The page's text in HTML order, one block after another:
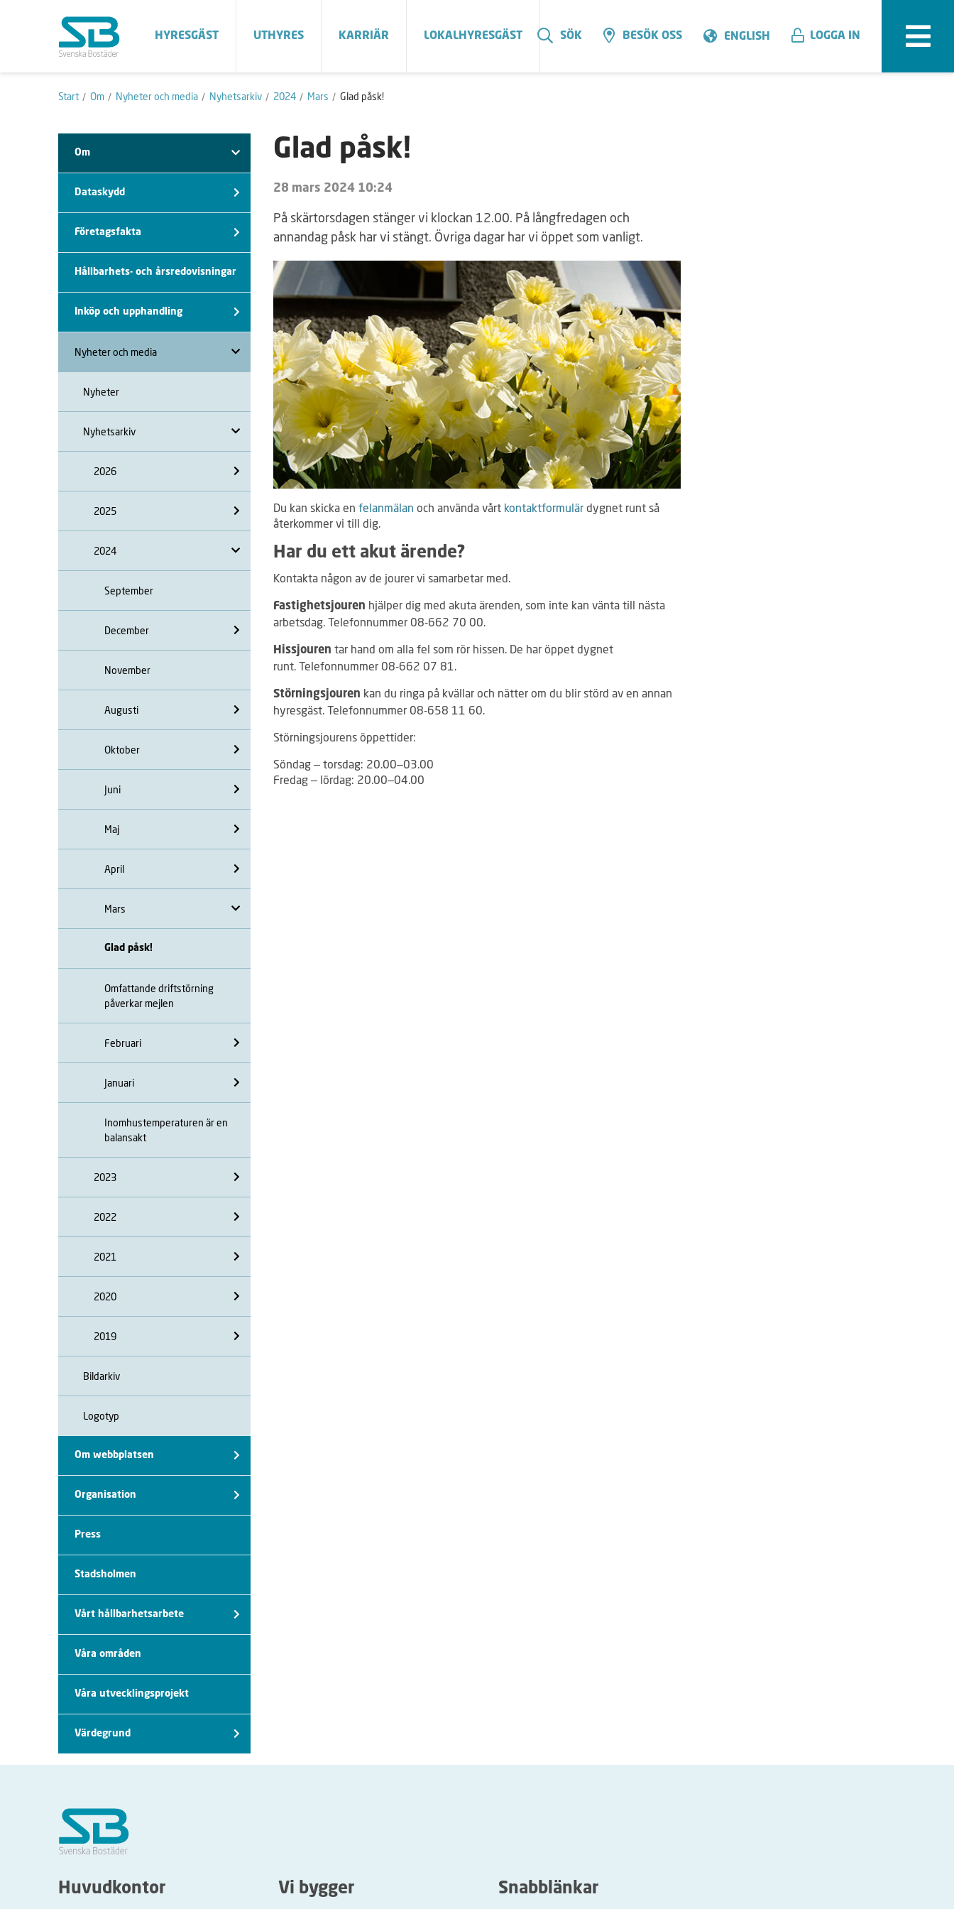
HYRESGÄST UTHYRES KARRIÄR LOKALHYRESGÄST SÖK BESÖK OSS ENGLISH LOGGA IN
Start Om Nyheter och media Nyhetsarkiv 2024 Mars Glad påsk!
Om
Dataskydd
Företagsfakta
Hållbarhets- och årsredovisningar
Inköp och upphandling
Nyheter och media
Nyheter
Nyhetsarkiv
2026
2025
2024
September
December
November
Augusti
Oktober
Juni
Maj
April
Mars
Glad påsk!
Omfattande driftstörning
påverkar mejlen
Februari
Januari
Inomhustemperaturen är en
balansakt
2023
2022
2021
2020
2019
Bildarkiv
Logotyp
Om webbplatsen
Organisation
Press
Stadsholmen
Vårt hållbarhetsarbete
Våra områden
Våra utvecklingsprojekt
Värdegrund
Glad påsk!
28 mars 2024 10:24
På skärtorsdagen stänger vi klockan 12.00. På långfredagen och
annandag påsk har vi stängt. Övriga dagar har vi öppet som vanligt.
Du kan skicka en felanmälan och använda vårt kontaktformulär dygnet runt så
återkommer vi till dig.
Har du ett akut ärende?
Kontakta någon av de jourer vi samarbetar med.
Fastighetsjouren hjälper dig med akuta ärenden, som inte kan vänta till nästa
arbetsdag. Telefonnummer 08-662 70 00.
Hissjouren tar hand om alla fel som rör hissen. De har öppet dygnet
runt. Telefonnummer 08-662 07 81.
Störningsjouren kan du ringa på kvällar och nätter om du blir störd av en annan
hyresgäst. Telefonnummer 08-658 11 60.
Störningsjourens öppettider:
Söndag – torsdag: 20.00–03.00
Fredag – lördag: 20.00–04.00
Huvudkontor Vi bygger Snabblänkar